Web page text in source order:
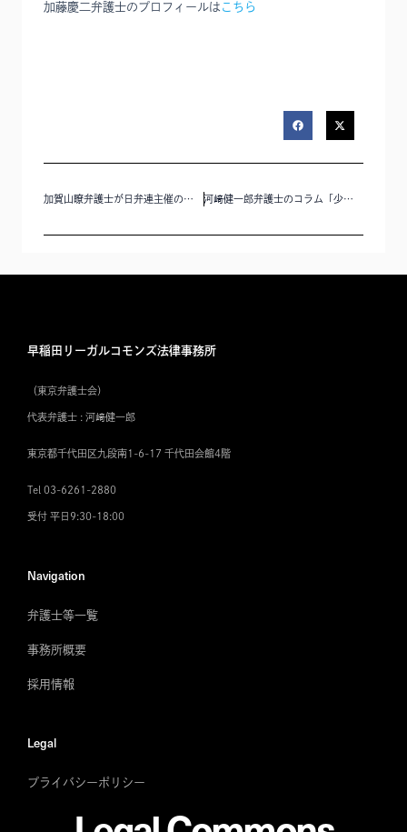
加藤慶二弁護士のプロフィールは こちら
加賀山瞭弁護士が日弁連主催の法律扶助シンポジウム「家事事件に取り組む弁護士に光を！―持続可能な民事法律扶助制度であるために―」にコーディネーターとして登壇いたします。 河﨑健一郎弁護士のコラム「少子化時代の学校経営、廃止・縮小の進め方とは？【学校運営の法務Q&Aより】」を公開いたしました。
早稲田リーガルコモンズ法律事務所
（東京弁護士会）
代表弁護士 : 河﨑健一郎
東京都千代田区九段南1-6-17 千代田会館4階
Tel 03-6261-2880
受付 平日9:30-18:00
Navigation
弁護士等一覧
事務所概要
採用情報
Legal
プライバシーポリシー